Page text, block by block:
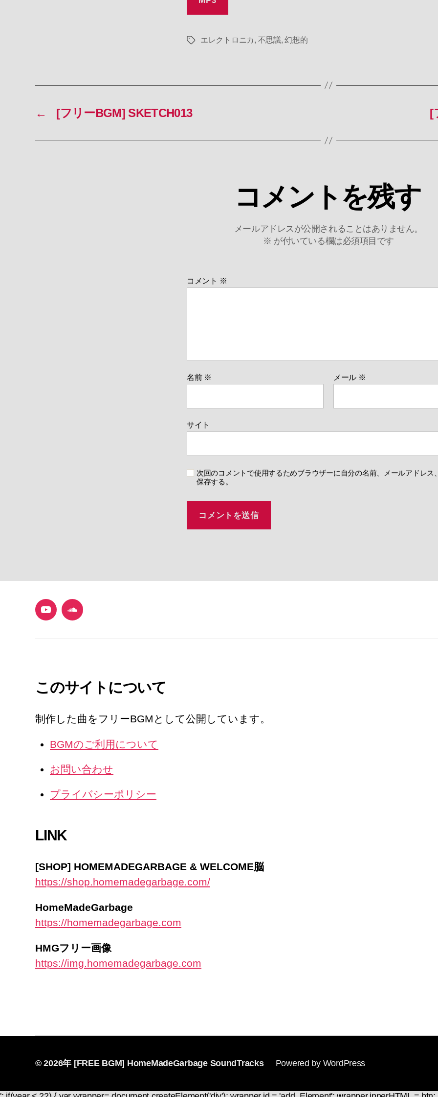
タ
エレクトロニカ, 不思議,幻想的
← [フリーBGM] SKETCH013 [
コメントを残す
メールアドレスが公開されることはありません。
※ が付いている欄は必須項目です
コメント ※
名前 ※ メール ※
サイト
次回のコメントで使用するためブラウザーに自分の名前、メールアドレス
保存する。
YouTubeSoundCloud
このサイトについて
制作した曲をフリーBGMとして公開しています。
BGMのご利用について
お問い合わせ
プライバシーポリシー
LINK
[SHOP] HOMEMADEGARBAGE & WELCOME脳
https://shop.homemadegarbage.com/
HomeMadeGarbage
https://homemadegarbage.com
HMGフリー画像
https://img.homemadegarbage.com
© 2026年 [FREE BGM] HomeMadeGarbage SoundTracks Powered by WordPress